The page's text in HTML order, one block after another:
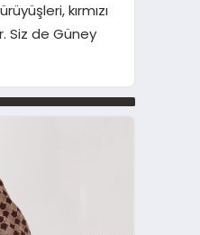
kırmızı
Siz de Güney